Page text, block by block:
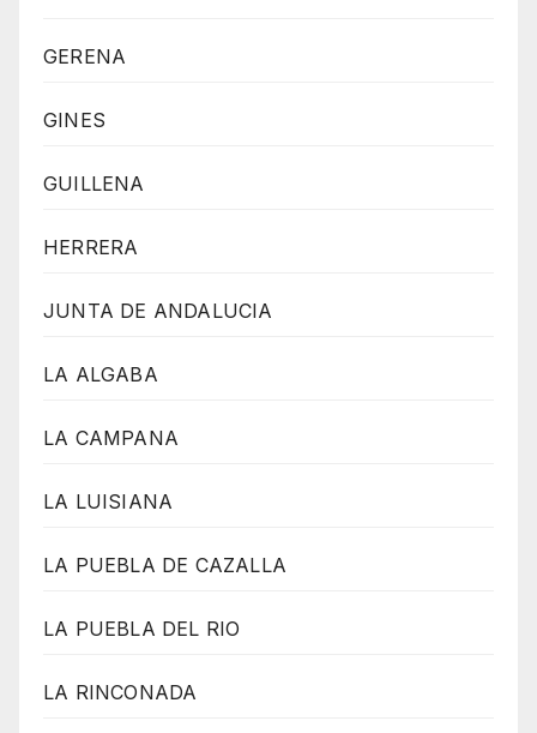
GERENA
GINES
GUILLENA
HERRERA
JUNTA DE ANDALUCIA
LA ALGABA
LA CAMPANA
LA LUISIANA
LA PUEBLA DE CAZALLA
LA PUEBLA DEL RIO
LA RINCONADA